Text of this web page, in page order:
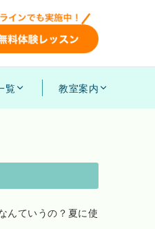
覧 教室案内
んていうの？夏に使